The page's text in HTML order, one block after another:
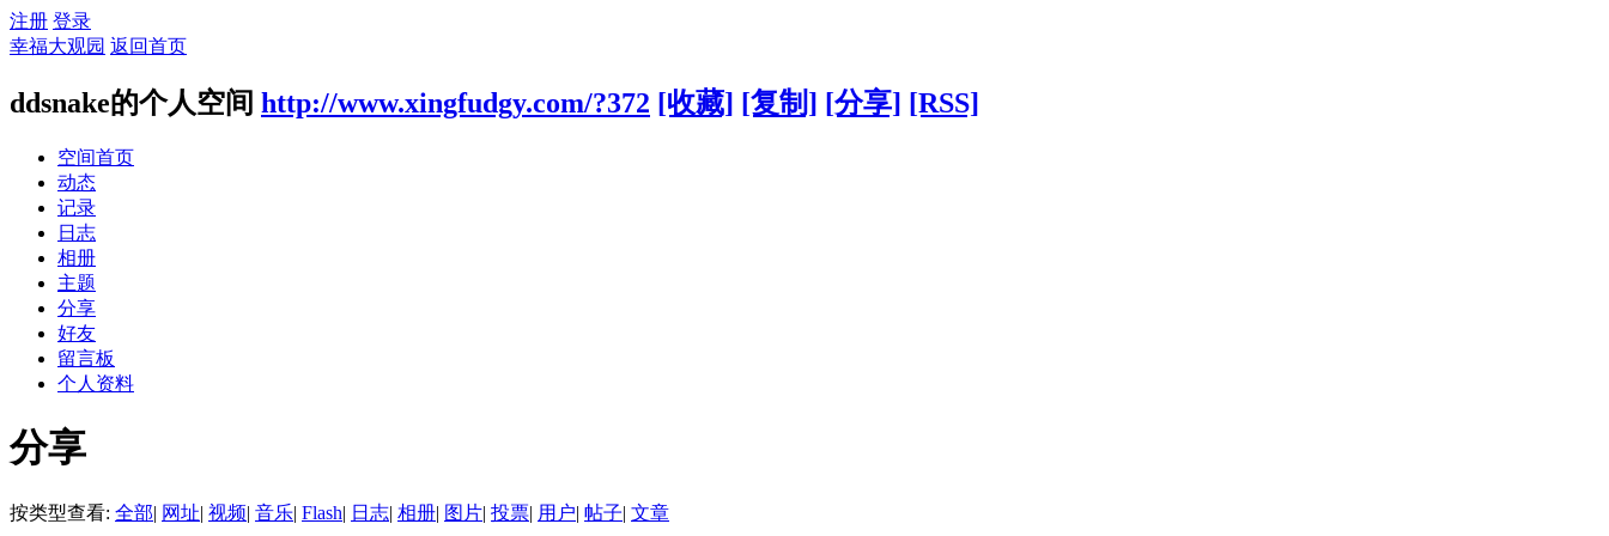
注册 登录
幸福大观园 返回首页
ddsnake的个人空间 http://www.xingfudgy.com/?372 [收藏] [复制] [分享] [RSS]
空间首页
动态
记录
日志
相册
主题
分享
好友
留言板
个人资料
分享
按类型查看: 全部| 网址| 视频| 音乐| Flash| 日志| 相册| 图片| 投票| 用户| 帖子| 文章